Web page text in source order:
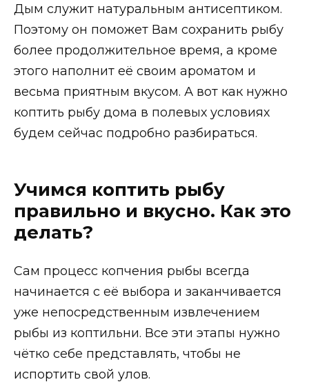
Дым служит натуральным антисептиком.
Поэтому он поможет Вам сохранить рыбу
более продолжительное время, а кроме
этого наполнит её своим ароматом и
весьма приятным вкусом. А вот как нужно
коптить рыбу дома в полевых условиях
будем сейчас подробно разбираться.
Учимся коптить рыбу
правильно и вкусно. Как это
делать?
Сам процесс копчения рыбы всегда
начинается с её выбора и заканчивается
уже непосредственным извлечением
рыбы из коптильни. Все эти этапы нужно
чётко себе представлять, чтобы не
испортить свой улов.